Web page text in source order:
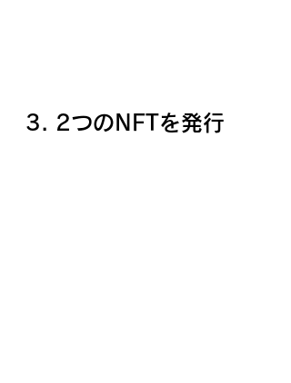
3. 2つのNFTを発行